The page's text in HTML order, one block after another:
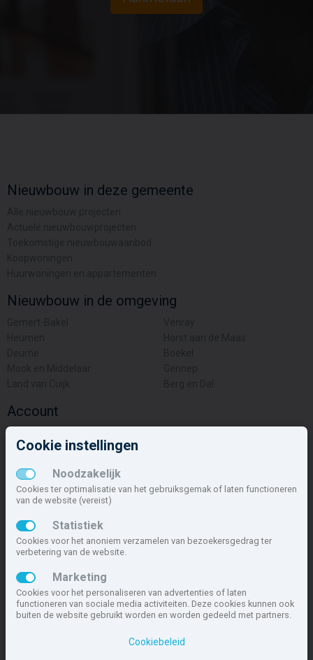
Nieuwbouw in deze gemeente
Nieuwbouw in de omgeving
Account
Inschrijven
Overige
Contact
Zakelijk
Deze site maakt deel uit van
meer dan 85.466 nieuwbouwwoningen in 1.621 projecten de meest
complete nieuwbouwsite van Nederland.
Privacyverklaring & Cookiebeleid|Cookies instellen
Cookie instellingen
Noodzakelijk
Cookies ter optimalisatie van het gebruiksgemak of laten functioneren
van de website (vereist)
Statistiek
Cookies voor het anoniem verzamelen van bezoekersgedrag ter
verbetering van de website.
Marketing
Cookies voor het personaliseren van advertenties of laten
functioneren van sociale media activiteiten. Deze cookies kunnen ook
buiten de website gebruikt worden en worden gedeeld met partners.
Cookiebeleid